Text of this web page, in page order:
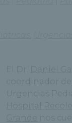
Daniel
coordinador
Urgencias
Hospital
Grande
nos